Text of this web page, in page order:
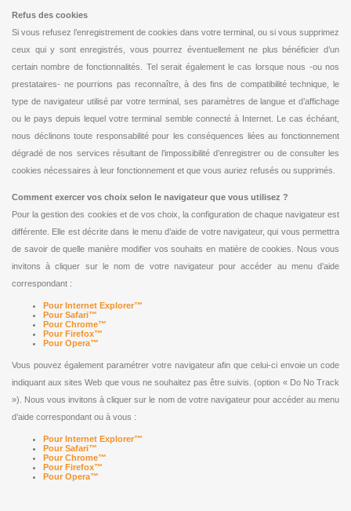
Refus des cookies
Si vous refusez l’enregistrement de cookies dans votre terminal, ou si vous supprimez
ceux qui y sont enregistrés, vous pourrez éventuellement ne plus bénéficier d’un
certain nombre de fonctionnalités. Tel serait également le cas lorsque nous -ou nos
prestataires- ne pourrions pas reconnaître, à des fins de compatibilité technique, le
type de navigateur utilisé par votre terminal, ses paramètres de langue et d’affichage
ou le pays depuis lequel votre terminal semble connecté à Internet. Le cas échéant,
nous déclinons toute responsabilité pour les conséquences liées au fonctionnement
dégradé de nos services résultant de l’impossibilité d’enregistrer ou de consulter les
cookies nécessaires à leur fonctionnement et que vous auriez refusés ou supprimés.
Comment exercer vos choix selon le navigateur que vous utilisez ?
Pour la gestion des cookies et de vos choix, la configuration de chaque navigateur est
différente. Elle est décrite dans le menu d’aide de votre navigateur, qui vous permettra
de savoir de quelle manière modifier vos souhaits en matière de cookies. Nous vous
invitons à cliquer sur le nom de votre navigateur pour accéder au menu d’aide
correspondant :
Pour Internet Explorer™
Pour Safari™
Pour Chrome™
Pour Firefox™
Pour Opera™
Vous pouvez également paramétrer votre navigateur afin que celui-ci envoie un code
indiquant aux sites Web que vous ne souhaitez pas être suivis. (option « Do No Track
»). Nous vous invitons à cliquer sur le nom de votre navigateur pour accéder au menu
d’aide correspondant ou à vous :
Pour Internet Explorer™
Pour Safari™
Pour Chrome™
Pour Firefox™
Pour Opera™